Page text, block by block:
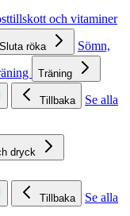
och vitaminer
Sluta röka
Sömn,
Träning
Tillbaka
Se alla
dryck
Tillbaka
Se alla